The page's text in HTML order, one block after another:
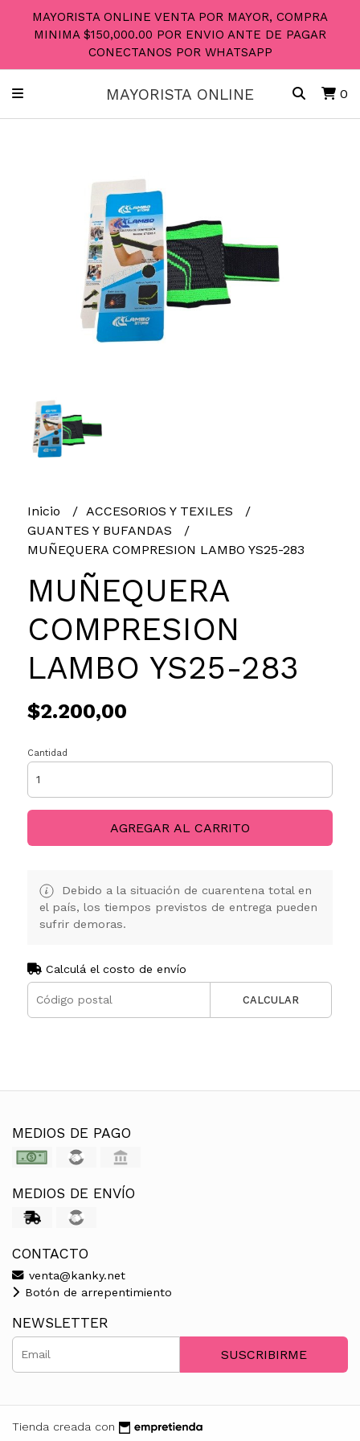
MAYORISTA ONLINE VENTA POR MAYOR, COMPRA
MINIMA $150,000.00 POR ENVIO ANTE DE PAGAR
CONECTANOS POR WHATSAPP
MAYORISTA ONLINE 0
Inicio
ACCESORIOS Y TEXILES
GUANTES Y BUFANDAS
MUÑEQUERA COMPRESION LAMBO YS25-283
MUÑEQUERA
COMPRESION
LAMBO YS25-283
$2.200,00
Cantidad
AGREGAR AL CARRITO
Debido a la situación de cuarentena total en
el país, los tiempos previstos de entrega pueden
sufrir demoras.
Calculá el costo de envío
CALCULAR
MEDIOS DE PAGO
MEDIOS DE ENVÍO
CONTACTO
venta@kanky.net
Botón de arrepentimiento
NEWSLETTER
SUSCRIBIRME
Tienda creada con